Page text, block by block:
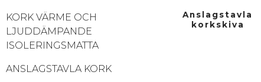
KORK VÄRME OCH
LJUDDÄMPANDE
ISOLERINGSMATTA
ANSLAGSTAVLA KORK
Anslagstavla
korkskiva